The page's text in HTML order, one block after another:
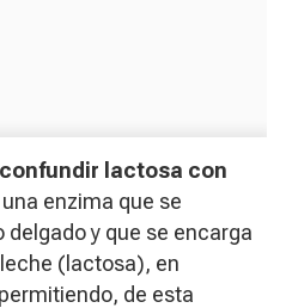
lactosa con
enzima que se
y que se encarga
(lactosa), en
de esta